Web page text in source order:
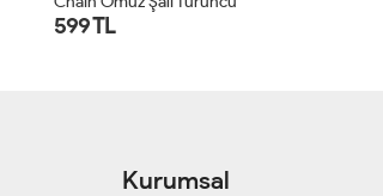
599 TL
Kurumsal